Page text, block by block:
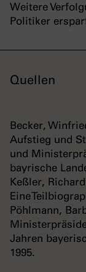
Weitere
Politiker
Quellen
Becker,
Aufstieg und
und
bayrische
Keßler,
Eine
Pöhlmann,
Jahren
1995.